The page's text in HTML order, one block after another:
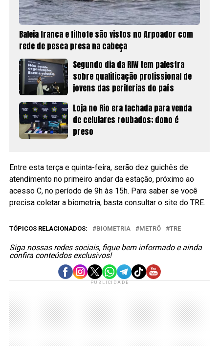
Baleia franca e filhote são vistos no Arpoador com
rede de pesca presa na cabeça
Segundo dia da RIW tem palestra
sobre qualificação profissional de
jovens das periferias do país
Loja no Rio era fachada para venda
de celulares roubados; dono é
preso
Entre esta terça e quinta-feira, serão dez guichês de
atendimento no primeiro andar da estação, próximo ao
acesso C, no período de 9h às 15h. Para saber se você
precisa coletar a biometria, basta consultar o site do TRE.
TÓPICOS RELACIONADOS: BIOMETRIA METRÔ TRE
Siga nossas redes sociais, fique bem informado e ainda
confira conteúdos exclusivos!
PUBLICIDADE